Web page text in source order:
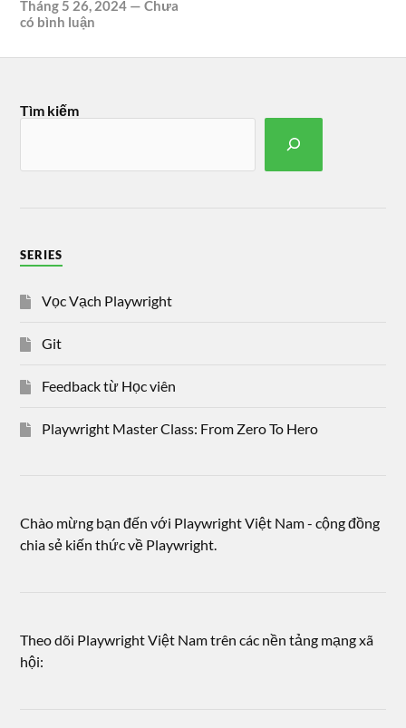
Tháng 5 26, 2024 —Chưa
có bình luận
Tìm kiếm
SERIES
Vọc Vạch Playwright
Git
Feedback từ Học viên
Playwright Master Class: From Zero To Hero
Chào mừng bạn đến với Playwright Việt Nam - cộng đồng
chia sẻ kiến thức về Playwright.
Theo dõi Playwright Việt Nam trên các nền tảng mạng xã
hội: